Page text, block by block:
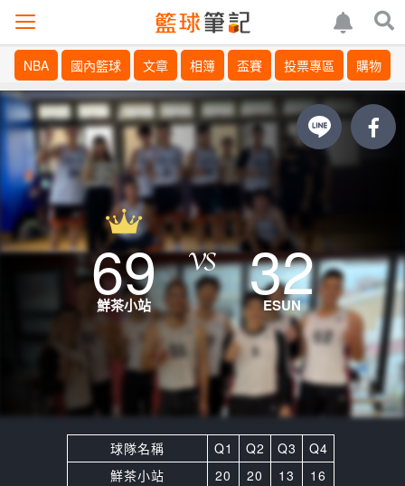
NBA 國內籃球 文章 相簿 盃賽 投票專區 購物
69
鮮茶小站 32
ESUN
球隊名稱 Q1 Q2 Q3
Q4
鮮茶小站
20 20 13
16